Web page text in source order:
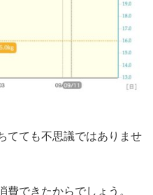
てても不思議ではありませ
できたからでしょう。